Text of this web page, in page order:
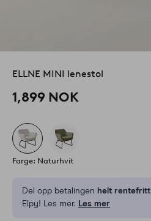
ELLNE MINI lenestol
1,899 NOK
Farge: Naturhvit
Del opp betalingen helt rentefritt
Elpy! Les mer. Les mer